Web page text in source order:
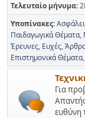
Τελευταίο μήνυμα:
Υποπίνακες
Παιδαγωγικά Θέματα
Έρευνες Ευχές
Επιστημονικά Θέματα
Για
ευθύνη